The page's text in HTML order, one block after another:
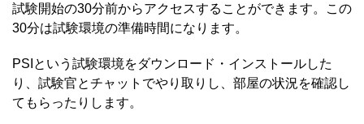
試験開始の30分前からアクセスすることができます。この
30分は試験環境の準備時間になります。
PSIという試験環境をダウンロード・インストールした
り、試験官とチャットでやり取りし、部屋の状況を確認し
てもらったりします。